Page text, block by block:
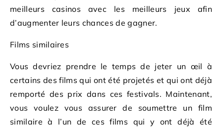
meilleurs casinos avec les meilleurs jeux afin
d’augmenter leurs chances de gagner.
Films similaires
Vous devriez prendre le temps de jeter un œil à
certains des films qui ont été projetés et qui ont déjà
remporté des prix dans ces festivals. Maintenant,
vous voulez vous assurer de soumettre un film
similaire à l’un de ces films qui y ont déjà été